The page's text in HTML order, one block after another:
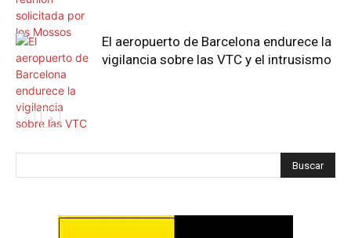
El aeropuerto de Barcelona endurece la
vigilancia sobre las VTC y el intrusismo